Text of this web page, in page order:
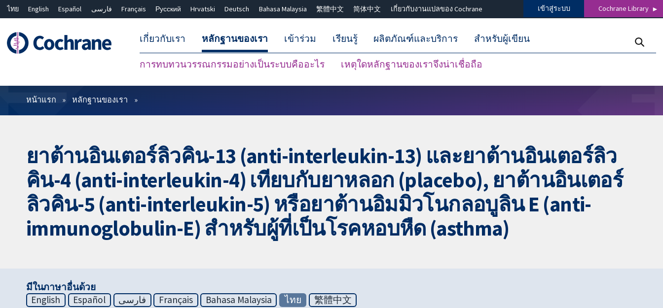
ไทย English Español فارسی Français Русский Hrvatski Deutsch Bahasa Malaysia 繁體中文 简体中文 เกี่ยวกับงานแปลของ Cochrane เข้าสู่ระบบ Cochrane Library
เกี่ยวกับเรา หลักฐานของเรา
การทบทวนวรรณกรรมอย่างเป็นระบบคืออะไร เหตุใดหลักฐานของเราจึงน่าเชื่อถือ
เข้าร่วม เรียนรู้ ผลิตภัณฑ์และบริการ สำหรับผู้เขียน
ตัวกรอง
หน้าแรก หลักฐานของเรา
ยาต้านอินเตอร์ลิวคิน-13 (anti-interleukin-13) และยาต้านอินเตอร์ลิว
คิน-4 (anti-interleukin-4) เทียบกับยาหลอก (placebo), ยาต้านอินเตอร์
ลิวคิน-5 (anti-interleukin-5) หรือยาต้านอิมมิวโนกลอบูลิน E (anti-
immunoglobulin-E) สำหรับผู้ที่เป็นโรคหอบหืด (asthma)
มีในภาษาอื่นด้วย
English
Español فارسی Français Bahasa Malaysia ไทย 繁體中文